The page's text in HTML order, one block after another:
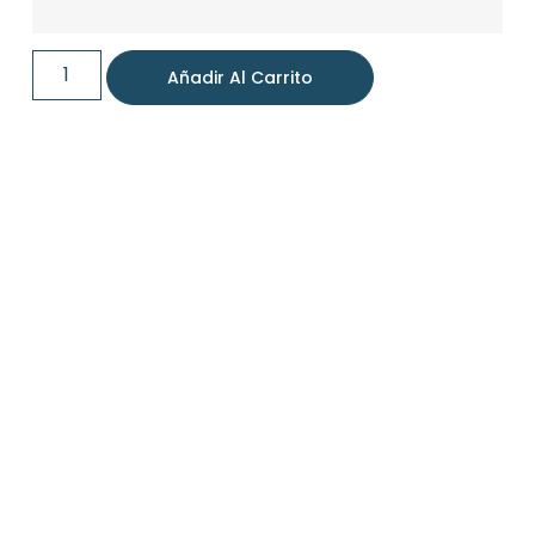
Añadir Al Carrito